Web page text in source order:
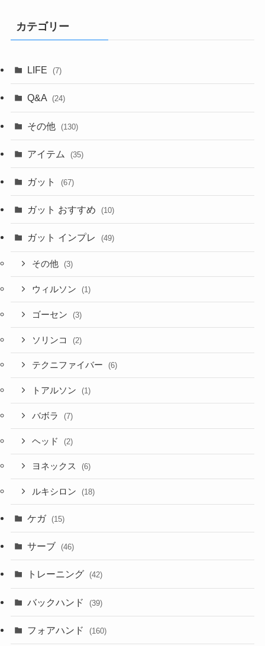
カテゴリー
LIFE (7)
Q&A (24)
その他 (130)
アイテム (35)
ガット (67)
ガット おすすめ (10)
ガット インプレ (49)
その他 (3)
ウィルソン (1)
ゴーセン (3)
ソリンコ (2)
テクニファイバー (6)
トアルソン (1)
バボラ (7)
ヘッド (2)
ヨネックス (6)
ルキシロン (18)
ケガ (15)
サーブ (46)
トレーニング (42)
バックハンド (39)
フォアハンド (160)